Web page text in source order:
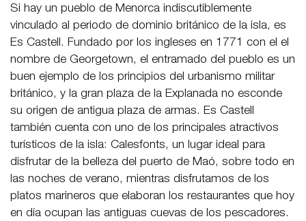
Si hay un pueblo de Menorca indiscutiblemente
vinculado al periodo de dominio británico de la isla, es
Es Castell. Fundado por los ingleses en 1771 con el el
nombre de Georgetown, el entramado del pueblo es un
buen ejemplo de los principios del urbanismo militar
británico, y la gran plaza de la Explanada no esconde
su origen de antigua plaza de armas. Es Castell
también cuenta con uno de los principales atractivos
turísticos de la isla: Calesfonts, un lugar ideal para
disfrutar de la belleza del puerto de Maó, sobre todo en
las noches de verano, mientras disfrutamos de los
platos marineros que elaboran los restaurantes que hoy
en día ocupan las antiguas cuevas de los pescadores.